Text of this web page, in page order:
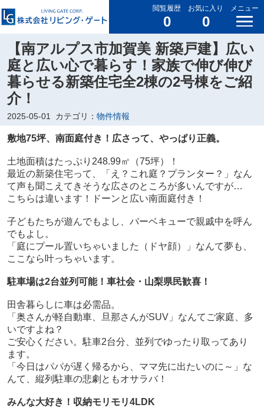
閲覧履歴
0
お気に入り
0
メニュー
【南アルプス市加賀美 新築戸建】広い
庭と広い心で暮らす！家族で伸び伸び
暮らせる新築住宅全2棟の2号棟をご紹
介！
2025-05-01 カテゴリ： 物件情報
敷地75坪、南面庭付き！広さって、やっぱり正義。
土地面積はたっぷり248.99㎡（75坪）！
最近の新築住宅って、「え？これ庭？プランター？」なん
て声も聞こえてきそうな広さのところが多いんですが…
こちらは違います！ドーンと広い南面庭付き！
子どもたちが遊んでもよし、バーベキューで親戚中を呼ん
でもよし。
「庭にプール置いちゃいました（ドヤ顔）」なんて夢も、
ここなら叶っちゃいます。
駐車場は2台並列可能！車社会・山梨県民歓喜！
田舎暮らしに車は必需品。
「奥さんが軽自動車、旦那さんがSUV」なんてご家庭、多
いですよね？
ご安心ください。駐車2台分、並列でゆったり取ってあり
ます。
「今日はパパが遅く帰るから、ママ先に出たいのに～」な
んて、縦列駐車の悲劇ともオサラバ！
みんな大好き！収納モリモリ4LDK